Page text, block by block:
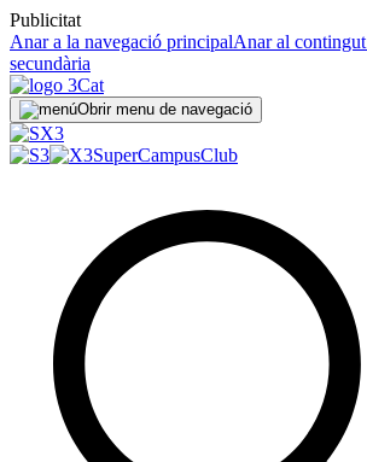
Publicitat
Anar a la navegació principalAnar al contingut
secundària
Obrir menu de navegació
SuperCampusClub